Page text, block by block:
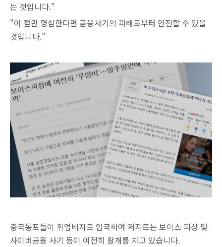
는 것입니다."
"이 점만 명심한다면 금융사기의 피해로부터 안전할 수 있을
것입니다."
중국동포들이 취업비자로 입국하여 저지르는 보이스 피싱 및
사이버금융 사기 등이 여전히 활개를 치고 있습니다.